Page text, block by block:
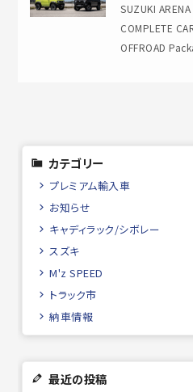
SUZUKI ARENA
COMPLETE
カテゴリー
プレミアム輸入車
お知らせ
キャディラック/シボレー
スズキ
M'z SPEED
トラック市
納車情報
最近の投稿